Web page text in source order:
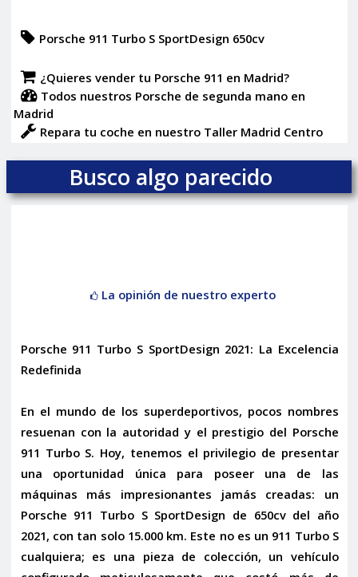
Porsche 911 Turbo S SportDesign 650cv
¿Quieres vender tu Porsche 911 en Madrid?
Todos nuestros Porsche de segunda mano en
Madrid
Repara tu coche en nuestro Taller Madrid Centro
Busco algo parecido
La opinión de nuestro experto
Porsche 911 Turbo S SportDesign 2021: La Excelencia
Redefinida
En el mundo de los superdeportivos, pocos nombres
resuenan con la autoridad y el prestigio del Porsche
911 Turbo S. Hoy, tenemos el privilegio de presentar
una oportunidad única para poseer una de las
máquinas más impresionantes jamás creadas: un
Porsche 911 Turbo S SportDesign de 650cv del año
2021, con tan solo 15.000 km. Este no es un 911 Turbo S
cualquiera; es una pieza de colección, un vehículo